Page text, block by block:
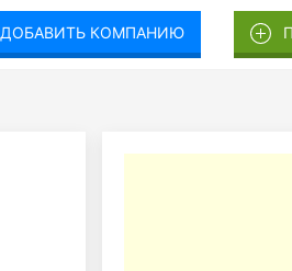
ДОБАВИТЬ КОМПАНИЮ